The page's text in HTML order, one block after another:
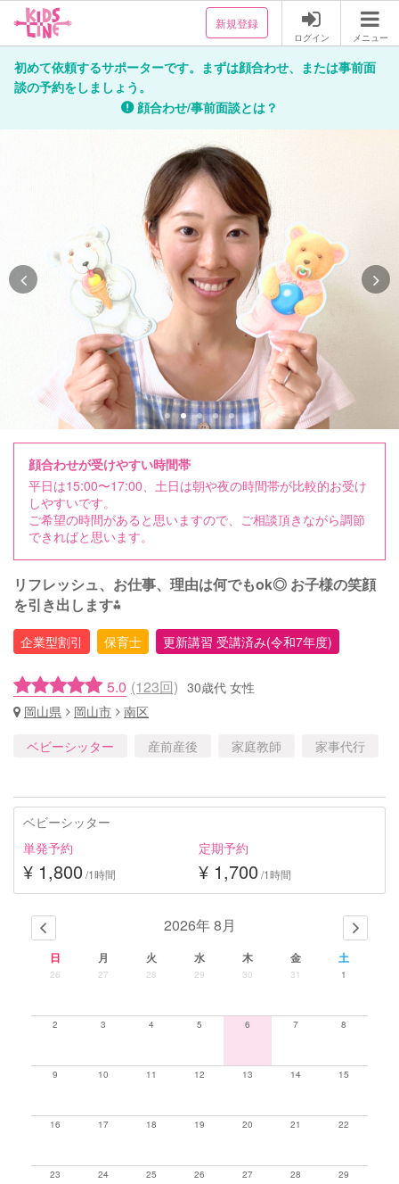
新規登録
ログイン メニュー
初めて依頼するサポーターです。まずは顔合わせ、または事前面
談の予約をしましょう。
顔合わせ/事前面談とは？
顔合わせが受けやすい時間帯
平日は15:00〜17:00、土日は朝や夜の時間帯が比較的お受け
しやすいです。
ご希望の時間があると思いますので、ご相談頂きながら調節
できればと思います。
リフレッシュ、お仕事、理由は何でもok◎ お子様の笑顔
を引き出します⁂
企業型割引 保育士 更新講習 受講済み(令和7年度)
5.0 (123回) 30歳代 女性
岡山県
岡山市
南区
ベビーシッター
産前産後 家庭教師 家事代行
ベビーシッター
単発予約
¥ 1,800 /1時間
定期予約
¥ 1,700 /1時間
2026年 8月
日 月 火 水 木 金 土
26 27 28 29 30 31 1
2 3 4 5 6 7 8
9 10 11 12 13 14 15
16 17 18 19 20 21 22
23 24 25 26 27 28 29